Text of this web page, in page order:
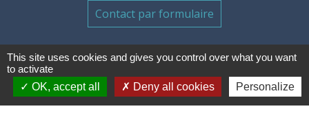
Contact par formulaire
This site uses cookies and gives you control over what you want
to activate
OK, accept all
Deny all cookies Personalize